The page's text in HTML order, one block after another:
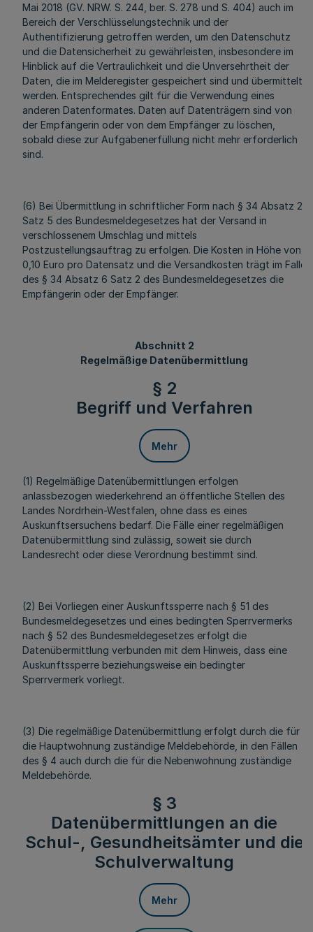
Mai 2018 (GV. NRW. S. 244, ber. S. 278 und S. 404) auch im
Bereich der Verschlüsselungstechnik und der
Authentifizierung getroffen werden, um den Datenschutz
und die Datensicherheit zu gewährleisten, insbesondere im
Hinblick auf die Vertraulichkeit und die Unversehrtheit der
Daten, die im Melderegister gespeichert sind und übermittelt
werden. Entsprechendes gilt für die Verwendung eines
anderen Datenformates. Daten auf Datenträgern sind von
der Empfängerin oder von dem Empfänger zu löschen,
sobald diese zur Aufgabenerfüllung nicht mehr erforderlich
sind.
(6) Bei Übermittlung in schriftlicher Form nach § 34 Absatz 2
Satz 5 des Bundesmeldegesetzes hat der Versand in
verschlossenem Umschlag und mittels
Postzustellungsauftrag zu erfolgen. Die Kosten in Höhe von
0,10 Euro pro Datensatz und die Versandkosten trägt im Falle
des § 34 Absatz 6 Satz 2 des Bundesmeldegesetzes die
Empfängerin oder der Empfänger.
Abschnitt 2
Regelmäßige Datenübermittlung
§ 2
Begriff und Verfahren
Mehr
(1) Regelmäßige Datenübermittlungen erfolgen
anlassbezogen wiederkehrend an öffentliche Stellen des
Landes Nordrhein-Westfalen, ohne dass es eines
Auskunftsersuchens bedarf. Die Fälle einer regelmäßigen
Datenübermittlung sind zulässig, soweit sie durch
Landesrecht oder diese Verordnung bestimmt sind.
(2) Bei Vorliegen einer Auskunftssperre nach § 51 des
Bundesmeldegesetzes und eines bedingten Sperrvermerks
nach § 52 des Bundesmeldegesetzes erfolgt die
Datenübermittlung verbunden mit dem Hinweis, dass eine
Auskunftssperre beziehungsweise ein bedingter
Sperrvermerk vorliegt.
(3) Die regelmäßige Datenübermittlung erfolgt durch die für
die Hauptwohnung zuständige Meldebehörde, in den Fällen
des § 4 auch durch die für die Nebenwohnung zuständige
Meldebehörde.
§ 3
Datenübermittlungen an die
Schul-, Gesundheitsämter und die
Schulverwaltung
Mehr